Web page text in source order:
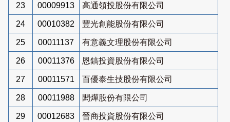
23 00009913 高通領投股份有限公司
24 00010382 豐光創能股份有限公司
25 00011137 有意義文理股份有限公司
26 00011376 恩鎬投資股份有限公司
27 00011571 百優泰生技股份有限公司
28 00011988 閎燁股份有限公司
29 00012683 晉商投資股份有限公司